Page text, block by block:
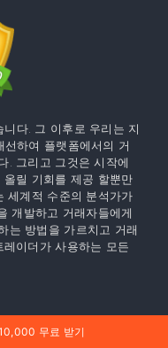
다. 그 이후로 우리는 지
하여 플랫폼에서의 거
. 그리고 그것은 시작에
릴 기회를 제공 할뿐만
세계적 수준의 분석가가
개발하고 거래자들에게
는 방법을 가르치고 거래
이더가 사용하는 모든
하지 마십시오. 시작하
무료 받기